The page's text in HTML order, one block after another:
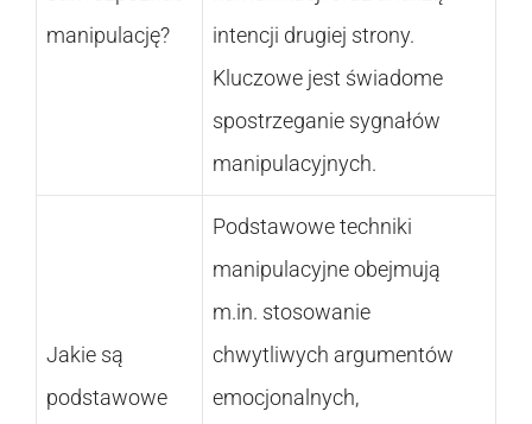
manipulację?
intencji drugiej strony.
Kluczowe jest świadome
spostrzeganie sygnałów
manipulacyjnych.
Jakie są
podstawowe
Podstawowe techniki
manipulacyjne obejmują
m.in. stosowanie
chwytliwych argumentów
emocjonalnych,